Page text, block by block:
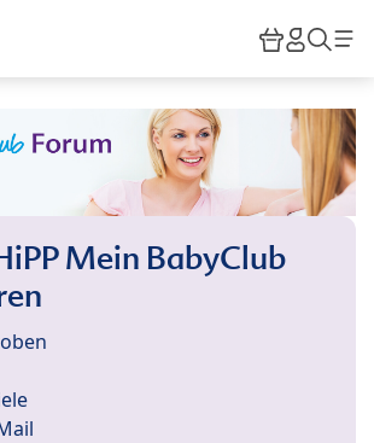
HiPP
Mein BabyClub